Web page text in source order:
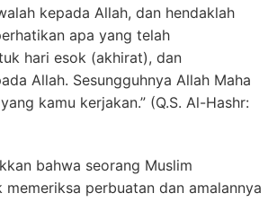
kepada Allah, dan hendaklah
apa yang telah
hari esok (akhirat), dan
Allah. Sesungguhnya Allah Maha
kamu kerjakan.” (Q.S. Al-Hashr:
bahwa seorang Muslim
perbuatan dan amalannya